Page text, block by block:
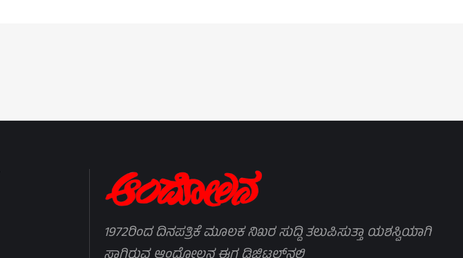
1972ರಿಂದ ದಿನಪತ್ರಿಕೆ ಮೂಲಕ ನಿಖರ ಸುದ್ದಿ ತಲುಪಿಸುತ್ತಾ ಯಶಸ್ವಿಯಾಗಿ